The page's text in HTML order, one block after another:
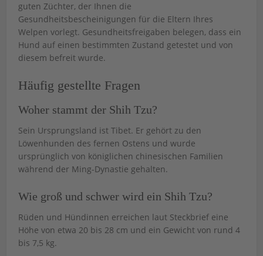
guten Züchter, der Ihnen die
Gesundheitsbescheinigungen für die Eltern Ihres
Welpen vorlegt. Gesundheitsfreigaben belegen, dass ein
Hund auf einen bestimmten Zustand getestet und von
diesem befreit wurde.
Häufig gestellte Fragen
Woher stammt der Shih Tzu?
Sein Ursprungsland ist Tibet. Er gehört zu den
Löwenhunden des fernen Ostens und wurde
ursprünglich von königlichen chinesischen Familien
während der Ming-Dynastie gehalten.
Wie groß und schwer wird ein Shih Tzu?
Rüden und Hündinnen erreichen laut Steckbrief eine
Höhe von etwa 20 bis 28 cm und ein Gewicht von rund 4
bis 7,5 kg.